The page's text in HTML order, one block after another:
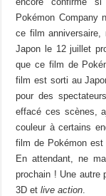
Pokémon Company
ce film
Japon le 12 juillet
que ce film de
film est sorti au
pour des
effacé ces scènes,
couleur à certains
film de Pokémon est
En attendant, ne
prochain ! Une autre
3D etlive action